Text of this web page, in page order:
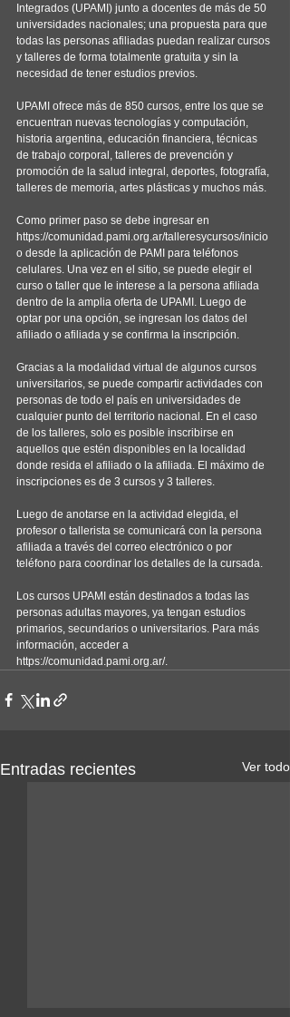
Integrados (UPAMI) junto a docentes de más de 50
universidades nacionales; una propuesta para que
todas las personas afiliadas puedan realizar cursos
y talleres de forma totalmente gratuita y sin la
necesidad de tener estudios previos.
UPAMI ofrece más de 850 cursos, entre los que se
encuentran nuevas tecnologías y computación,
historia argentina, educación financiera, técnicas
de trabajo corporal, talleres de prevención y
promoción de la salud integral, deportes, fotografía,
talleres de memoria, artes plásticas y muchos más.
Como primer paso se debe ingresar en
https://comunidad.pami.org.ar/talleresycursos/inicio
o desde la aplicación de PAMI para teléfonos
celulares. Una vez en el sitio, se puede elegir el
curso o taller que le interese a la persona afiliada
dentro de la amplia oferta de UPAMI. Luego de
optar por una opción, se ingresan los datos del
afiliado o afiliada y se confirma la inscripción.
Gracias a la modalidad virtual de algunos cursos
universitarios, se puede compartir actividades con
personas de todo el país en universidades de
cualquier punto del territorio nacional. En el caso
de los talleres, solo es posible inscribirse en
aquellos que estén disponibles en la localidad
donde resida el afiliado o la afiliada. El máximo de
inscripciones es de 3 cursos y 3 talleres.
Luego de anotarse en la actividad elegida, el
profesor o tallerista se comunicará con la persona
afiliada a través del correo electrónico o por
teléfono para coordinar los detalles de la cursada.
Los cursos UPAMI están destinados a todas las
personas adultas mayores, ya tengan estudios
primarios, secundarios o universitarios. Para más
información, acceder a
https://comunidad.pami.org.ar/.
Entradas recientes Ver todo